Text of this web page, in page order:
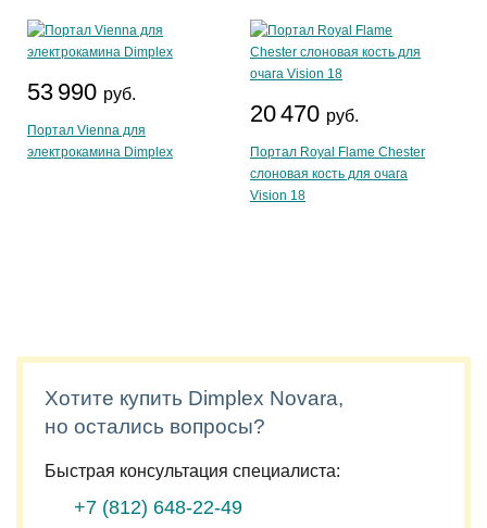
53 990 руб.
Портал Vienna для
электрокамина Dimplex
20 470 руб.
Портал Royal Flame Chester
слоновая кость для очага
Vision 18
Хотите купить Dimplex Novara,
но остались вопросы?
Быстрая консультация специалиста:
+7 (812) 648-22-49